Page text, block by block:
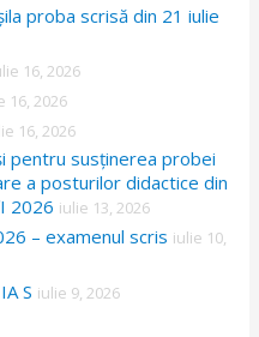
proba scrisă din 21 iulie
16, 2026
16, 2026
16, 2026
pentru susținerea probei
a posturilor didactice din
2026 iulie 13, 2026
– examenul scris iulie 10,
S iulie 9, 2026